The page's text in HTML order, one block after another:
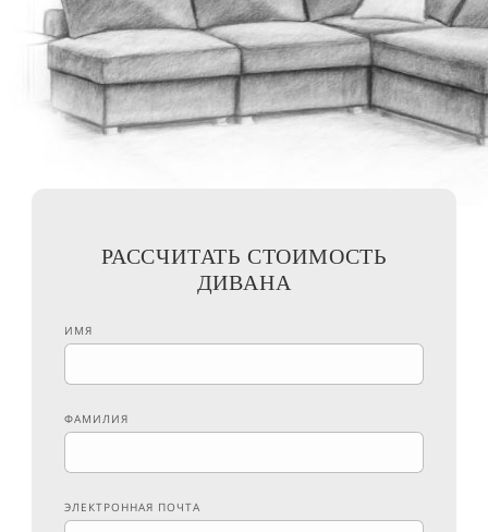
РАССЧИТАТЬ СТОИМОСТЬ
ДИВАНА
ИМЯ
ФАМИЛИЯ
ЭЛЕКТРОННАЯ ПОЧТА